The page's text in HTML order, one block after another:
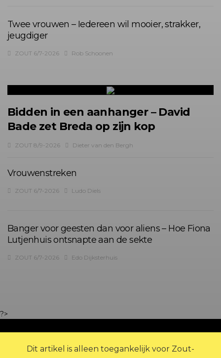
Dit artikel is alleen toegankelijk voor Zout-
Twee vrouwen – Iedereen wil mooier, strakker,
jeugdiger
ZOUT 6/7-2026 Rob Schoonen
Bidden in een aanhanger – David
Bade zet Breda op zijn kop
ZOUT 8/9-2026 Dieter van den Bergh
Vrouwenstreken
ZOUT 6/7-2026 Ludo Diels
Banger voor geesten dan voor aliens – Hoe Fiona
Lutjenhuis ontsnapte aan de sekte
ZOUT 6/7-2026 Edo Dijksterhuis
?>